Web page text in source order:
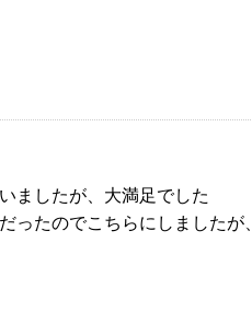
ましたが、大満足でした
ったのでこちらにしました